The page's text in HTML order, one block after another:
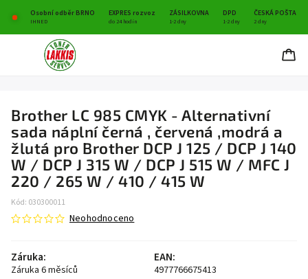
Osobní odběr BRNO EXPRES rozvoz ZÁSILKOVNA DPD ČESKÁ POŠTA
IHNED do 24 hodin 1-2 dny 1-2 dny 2 dny
Brother LC 985 CMYK - Alternativní
sada náplní černá , červená ,modrá a
žlutá pro Brother DCP J 125 / DCP J 140
W / DCP J 315 W / DCP J 515 W / MFC J
220 / 265 W / 410 / 415 W
Kód: 030300011
Neohodnoceno
Záruka:
Záruka 6 měsíců
EAN:
4977766675413